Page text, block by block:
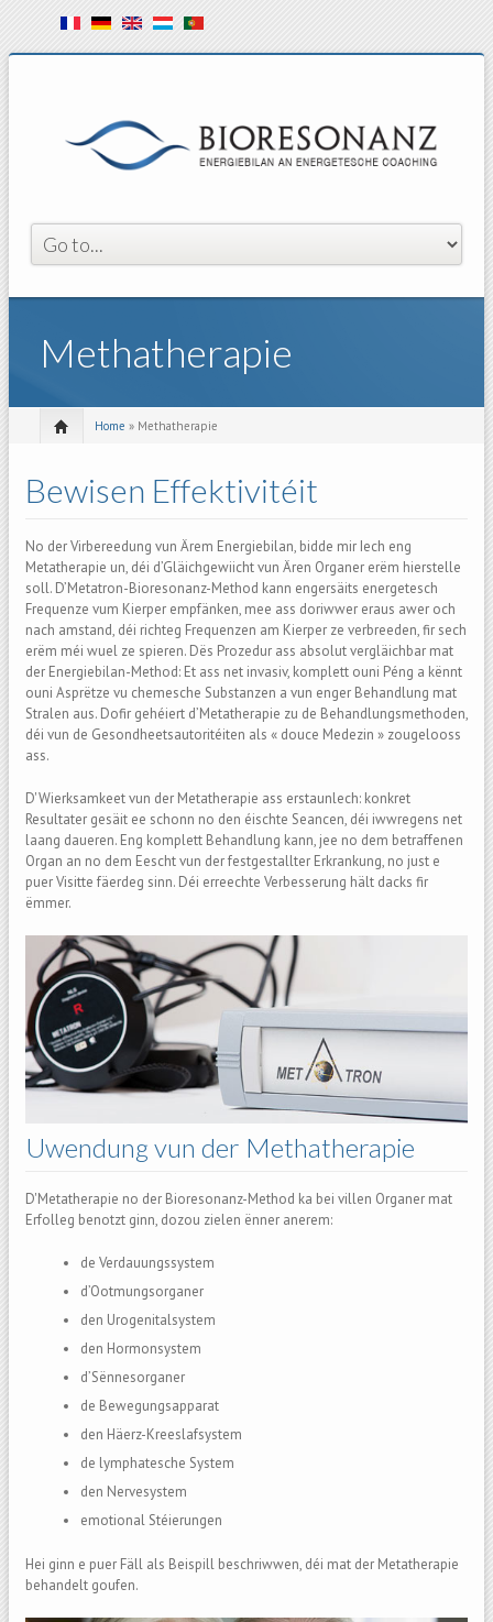
Methatherapie
Home » Methatherapie
Bewisen Effektivitéit
No der Virbereedung vun Ärem Energiebilan, bidde mir Iech eng
Metatherapie un, déi d’Gläichgewiicht vun Ären Organer erëm hierstelle
soll. D’Metatron-Bioresonanz-Method kann engersäits energetesch
Frequenze vum Kierper empfänken, mee ass doriwwer eraus awer och
nach amstand, déi richteg Frequenzen am Kierper ze verbreeden, fir sech
erëm méi wuel ze spieren. Dës Prozedur ass absolut vergläichbar mat
der Energiebilan-Method: Et ass net invasiv, komplett ouni Péng a kënnt
ouni Asprëtze vu chemesche Substanzen a vun enger Behandlung mat
Stralen aus. Dofir gehéiert d’Metatherapie zu de Behandlungsmethoden,
déi vun de Gesondheetsautoritéiten als « douce Medezin » zougelooss
ass.
D'Wierksamkeet vun der Metatherapie ass erstaunlech: konkret
Resultater gesäit ee schonn no den éischte Seancen, déi iwwregens net
laang daueren. Eng komplett Behandlung kann, jee no dem betraffenen
Organ an no dem Eescht vun der festgestallter Erkrankung, no just e
puer Visitte fäerdeg sinn. Déi erreechte Verbesserung hält dacks fir
ëmmer.
Uwendung vun der Methatherapie
D'Metatherapie no der Bioresonanz-Method ka bei villen Organer mat
Erfolleg benotzt ginn, dozou zielen ënner anerem:
de Verdauungssystem
d’Ootmungsorganer
den Urogenitalsystem
den Hormonsystem
d’Sënnesorganer
de Bewegungsapparat
den Häerz-Kreeslafsystem
de lymphatesche System
den Nervesystem
emotional Stéierungen
Hei ginn e puer Fäll als Beispill beschriwwen, déi mat der Metatherapie
behandelt goufen.